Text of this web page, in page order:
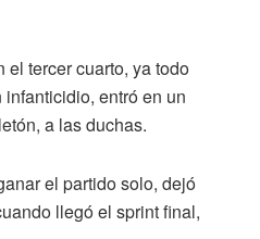
tercer cuarto, ya todo
entró en un
a las duchas.
el partido solo, dejó
llegó el sprint final,